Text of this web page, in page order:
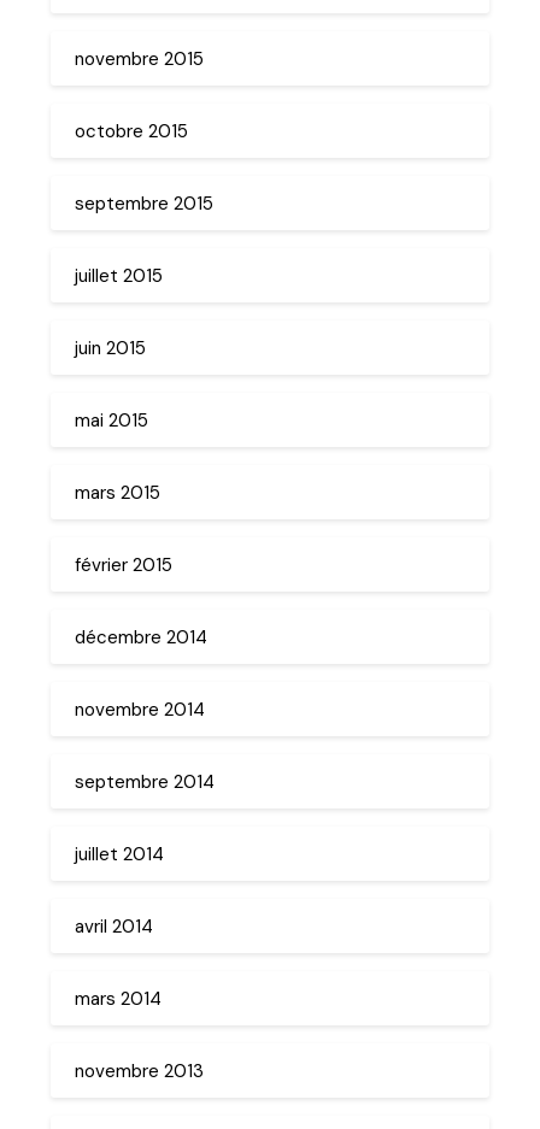
novembre 2015
octobre 2015
septembre 2015
juillet 2015
juin 2015
mai 2015
mars 2015
février 2015
décembre 2014
novembre 2014
septembre 2014
juillet 2014
avril 2014
mars 2014
novembre 2013